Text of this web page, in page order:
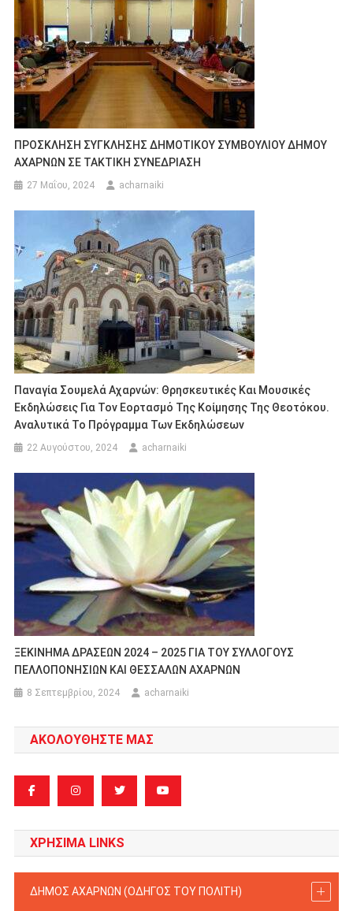
ΠΡΟΣΚΛΗΣΗ ΣΥΓΚΛΗΣΗΣ ΔΗΜΟΤΙΚΟΥ ΣΥΜΒΟΥΛΙΟΥ ΔΗΜΟΥ
ΑΧΑΡΝΩΝ ΣΕ ΤΑΚΤΙΚΗ ΣΥΝΕΔΡΙΑΣΗ
27 Μαΐου, 2024 acharnaiki
Παναγία Σουμελά Αχαρνών: Θρησκευτικές Και Μουσικές
Εκδηλώσεις Για Τον Εορτασμό Της Κοίμησης Της Θεοτόκου.
Αναλυτικά Το Πρόγραμμα Των Εκδηλώσεων
22 Αυγούστου, 2024 acharnaiki
ΞΕΚΙΝΗΜΑ ΔΡΑΣΕΩΝ 2024 – 2025 ΓΙΑ ΤΟΥ ΣΥΛΛΟΓΟΥΣ
ΠΕΛΛΟΠΟΝΗΣΙΩΝ ΚΑΙ ΘΕΣΣΑΛΩΝ ΑΧΑΡΝΩΝ
8 Σεπτεμβρίου, 2024 acharnaiki
ΑΚΟΛΟΥΘΗΣΤΕ ΜΑΣ
ΧΡΗΣΙΜΑ LINKS
ΔΗΜΟΣ ΑΧΑΡΝΩΝ (ΟΔΗΓΟΣ TOY ΠΟΛΙΤΗ)